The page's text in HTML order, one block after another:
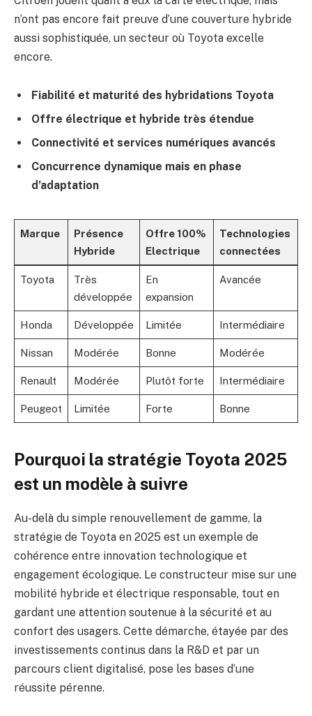
n’ont pas encore fait preuve d’une couverture hybride
aussi sophistiquée, un secteur où Toyota excelle
encore.
Fiabilité et maturité des hybridations Toyota
Offre électrique et hybride très étendue
Connectivité et services numériques avancés
Concurrence dynamique mais en phase
d’adaptation
Marque
Présence
Hybride
Offre 100%
Electrique
Technologies
connectées
Toyota
Très
développée
En
expansion
Avancée
Honda Développée Limitée Intermédiaire
Nissan Modérée Bonne Modérée
Renault Modérée Plutôt forte Intermédiaire
Peugeot Limitée Forte Bonne
Pourquoi la stratégie Toyota 2025
est un modèle à suivre
Au-delà du simple renouvellement de gamme, la
stratégie de Toyota en 2025 est un exemple de
cohérence entre innovation technologique et
engagement écologique. Le constructeur mise sur une
mobilité hybride et électrique responsable, tout en
gardant une attention soutenue à la sécurité et au
confort des usagers. Cette démarche, étayée par des
investissements continus dans la R&D et par un
parcours client digitalisé, pose les bases d’une
réussite pérenne.